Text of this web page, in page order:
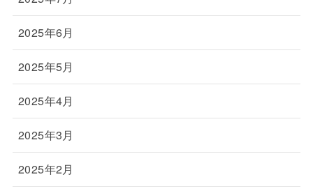
2025年6月
2025年5月
2025年4月
2025年3月
2025年2月